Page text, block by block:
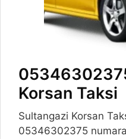
Korsan Taksi
Sultangazi Korsan
05346302375